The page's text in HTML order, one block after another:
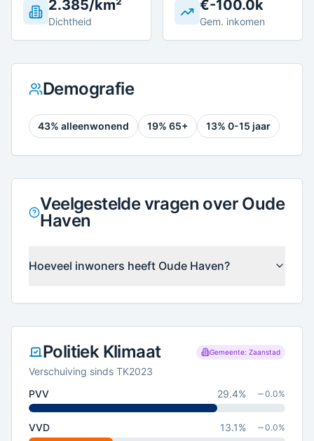
2.385/km²
Dichtheid
€-100.0k
Gem. inkomen
Demografie
43% alleenwonend 19% 65+ 13% 0-15 jaar
Veelgestelde vragen over Oude
Haven
Hoeveel inwoners heeft Oude Haven?
Politiek Klimaat Gemeente: Zaanstad
Verschuiving sinds TK2023
PVV
29.4% 0.0%
VVD 13.1% 0.0%